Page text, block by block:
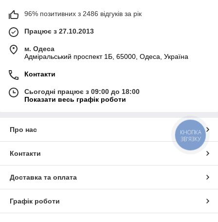
96% позитивних з 2486 відгуків за рік
Працює з 27.10.2013
м. Одеса
Адміральський проспект 1Б, 65000, Одеса, Україна
Контакти
Сьогодні працює з 09:00 до 18:00
Показати весь графік роботи
Про нас
Контакти
Доставка та оплата
Графік роботи
КНОПКА
ЗВ'ЯЗКУ